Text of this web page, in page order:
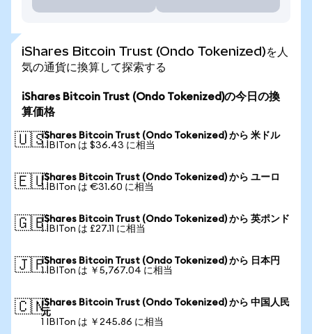
iShares Bitcoin Trust (Ondo Tokenized)を人
気の通貨に換算して探索する
iShares Bitcoin Trust (Ondo Tokenized)の今日の換
算価格
🇺🇸iShares Bitcoin Trust (Ondo Tokenized) から 米ドル
1 IBITon は $36.43 に相当
🇪🇺iShares Bitcoin Trust (Ondo Tokenized) から ユーロ
1 IBITon は €31.60 に相当
🇬🇧iShares Bitcoin Trust (Ondo Tokenized) から 英ポンド
1 IBITon は £27.11 に相当
🇯🇵iShares Bitcoin Trust (Ondo Tokenized) から 日本円
1 IBITon は ￥5,767.04 に相当
🇨🇳iShares Bitcoin Trust (Ondo Tokenized) から 中国人民
元
1 IBITon は ￥245.86 に相当